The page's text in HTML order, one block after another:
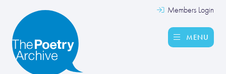
Members Login
MENU